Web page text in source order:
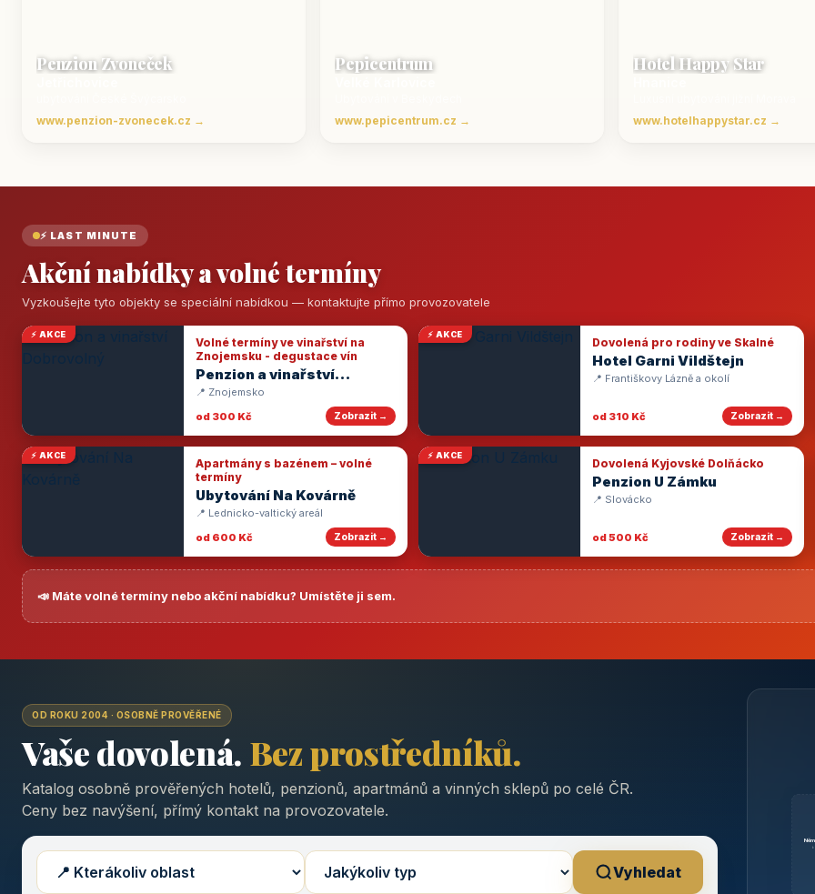
Penzion Zvoneček
www.penzion-zvonecek.cz →
Pepicentrum
www.pepicentrum.cz →
Hotel Happy Star
www.hotelhappystar.cz →
⚡ LAST MINUTE
Akční nabídky a volné termíny
Vyzkoušejte tyto objekty se speciální nabídkou — kontaktujte přímo provozovatele
⚡ AKCE
Volné termíny ve vinařství na
Znojemsku - degustace vín
Penzion a vinařství
Dobrovolný
📍 Znojemsko
od 300 Kč
Zobrazit →
⚡ AKCE
Dovolená pro rodiny ve Skalné
Hotel Garni Vildštejn
📍 Františkovy Lázně a okolí
od 310 Kč Zobrazit →
⚡ AKCE
Apartmány s bazénem – volné
termíny
Ubytování Na Kovárně
📍 Lednicko-valtický areál
od 600 Kč
Zobrazit →
⚡ AKCE
Dovolená Kyjovské Dolňácko
Penzion U Zámku
📍 Slovácko
od 500 Kč Zobrazit →
📣 Máte volné termíny nebo akční nabídku? Umístěte ji sem.
OD ROKU 2004 · OSOBNĚ PROVĚŘENÉ
Vaše dovolená. Bez prostředníků.
Katalog osobně prověřených hotelů, penzionů, apartmánů a vinných sklepů po celé ČR.
Ceny bez navýšení, přímý kontakt na provozovatele.
Vyhledat